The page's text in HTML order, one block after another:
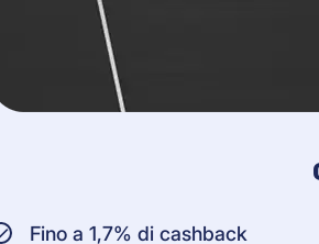
Fino a 1,7% di cashback